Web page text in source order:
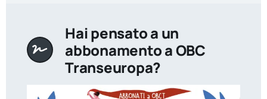
Hai pensato a un
abbonamento a OBC
Transeuropa?